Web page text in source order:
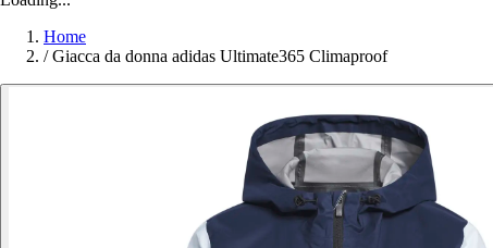
Home
/ Giacca da donna adidas Ultimate365 Climaproof